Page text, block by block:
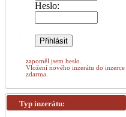
Heslo:
zapoměl jsem heslo.
Vložení nového inzerátu do inzerce
zdarma.
Typ inzerátu: